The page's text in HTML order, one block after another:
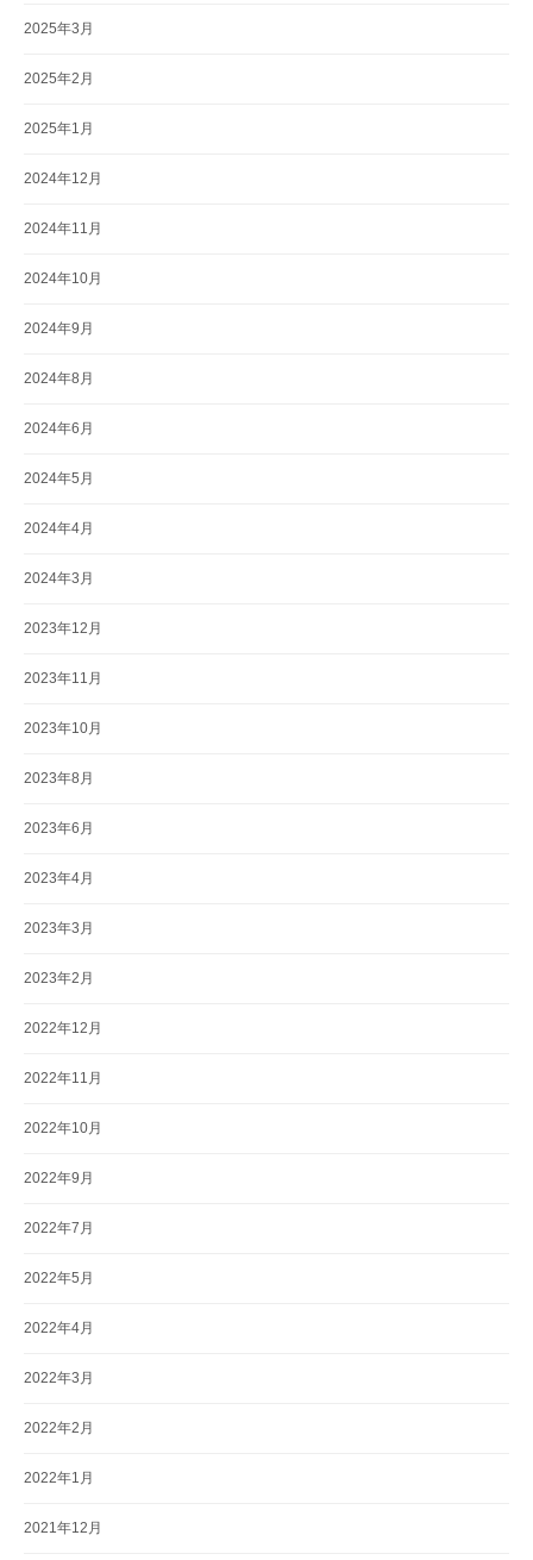
2025年3月
2025年2月
2025年1月
2024年12月
2024年11月
2024年10月
2024年9月
2024年8月
2024年6月
2024年5月
2024年4月
2024年3月
2023年12月
2023年11月
2023年10月
2023年8月
2023年6月
2023年4月
2023年3月
2023年2月
2022年12月
2022年11月
2022年10月
2022年9月
2022年7月
2022年5月
2022年4月
2022年3月
2022年2月
2022年1月
2021年12月